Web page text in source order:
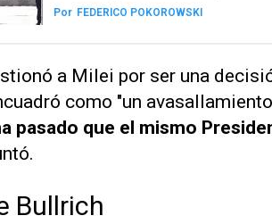
Por FEDERICO POKOROWSKI
a Milei por ser una
como "un
pasado que el mismo
Bullrich